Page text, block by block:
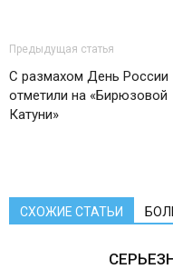
Предыдущая статья
С размахом День России
отметили на «Бирюзовой
Катуни»
СХОЖИЕ СТАТЬИ